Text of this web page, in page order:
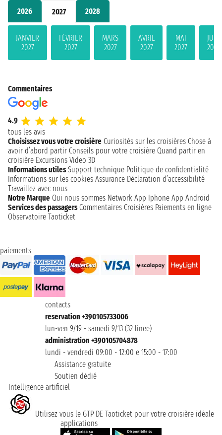
2026 2027 2028
JANVIER
2027
FÉVRIER
2027
MARS
2027
AVRIL
2027
MAI
2027
JUIN
2027
Commentaires
4.9
tous les avis
Choisissez vous votre croisière Curiosités sur les croisières Chose à
avoir d’abord partir Conseils pour votre croisière Quand partir en
croisière Excursions Video 3D
Informations utiles Support technique Politique de confidentialité
Informations sur les cookies Assurance Déclaration d’accessibilité
Travaillez avec nous
Notre Marque Qui nous sommes Network App Iphone App Android
Services des passagers Commentaires Croisières Paiements en ligne
Observatoire Taoticket
paiements
contacts
reservation +390105733006
lun-ven 9/19 - samedi 9/13 (32 linee)
administration +390105704878
lundi - vendredi 09:00 - 12:00 e 15:00 - 17:00
Assistance gratuite
Soutien dédié
Intelligence artificiel
Utilisez vous le GTP DE Taoticket pour votre croisière idéale
applications